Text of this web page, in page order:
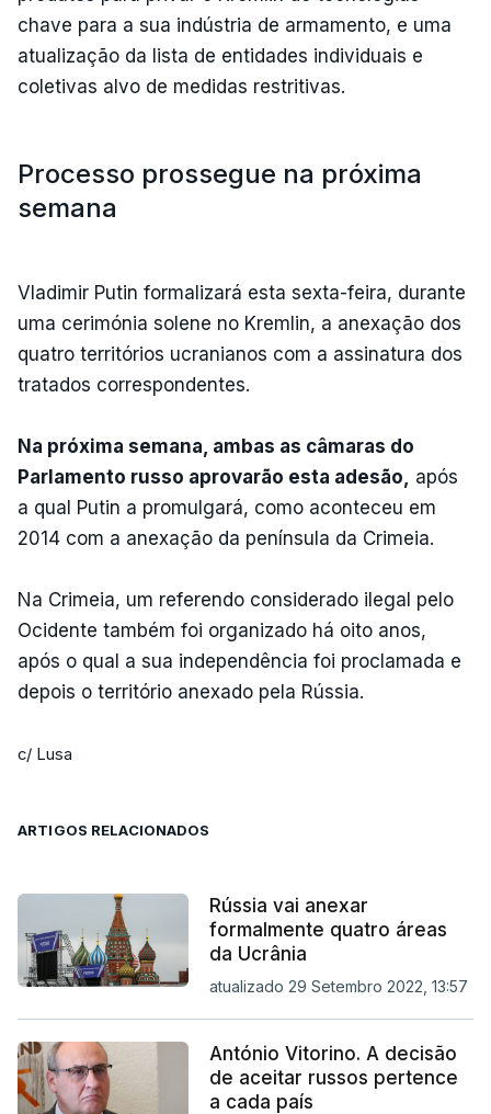
chave para a sua indústria de armamento, e uma
atualização da lista de entidades individuais e
coletivas alvo de medidas restritivas.
Processo prossegue na próxima
semana
Vladimir Putin formalizará esta sexta-feira, durante
uma cerimónia solene no Kremlin, a anexação dos
quatro territórios ucranianos com a assinatura dos
tratados correspondentes.
Na próxima semana, ambas as câmaras do
Parlamento russo aprovarão esta adesão,
após
a qual Putin a promulgará, como aconteceu em
2014 com a anexação da península da Crimeia.
Na Crimeia, um referendo considerado ilegal pelo
Ocidente também foi organizado há oito anos,
após o qual a sua independência foi proclamada e
depois o território anexado pela Rússia.
c/ Lusa
ARTIGOS RELACIONADOS
Rússia vai anexar
formalmente quatro áreas
da Ucrânia
atualizado 29 Setembro 2022, 13:57
António Vitorino. A decisão
de aceitar russos pertence
a cada país